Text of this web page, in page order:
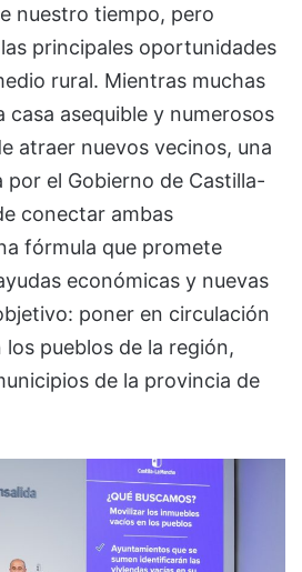
nuestro tiempo, pero
principales oportunidades
rural. Mientras muchas
casa asequible y numerosos
atraer nuevos vecinos, una
por el Gobierno de Castilla-
conectar ambas
fórmula que promete
económicas y nuevas
poner en circulación
pueblos de la región,
de la provincia de